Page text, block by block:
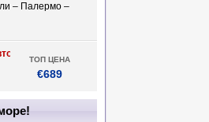
– Палермо –
кухня, гарнирана с качествено
ТОП ЦЕНА
€689